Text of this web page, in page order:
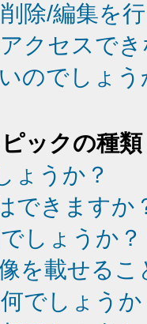
除/編集を
クセスで
のでしょう
ックの種類
ょうか？
できますか
しょうか？
を載せる
でしょうか